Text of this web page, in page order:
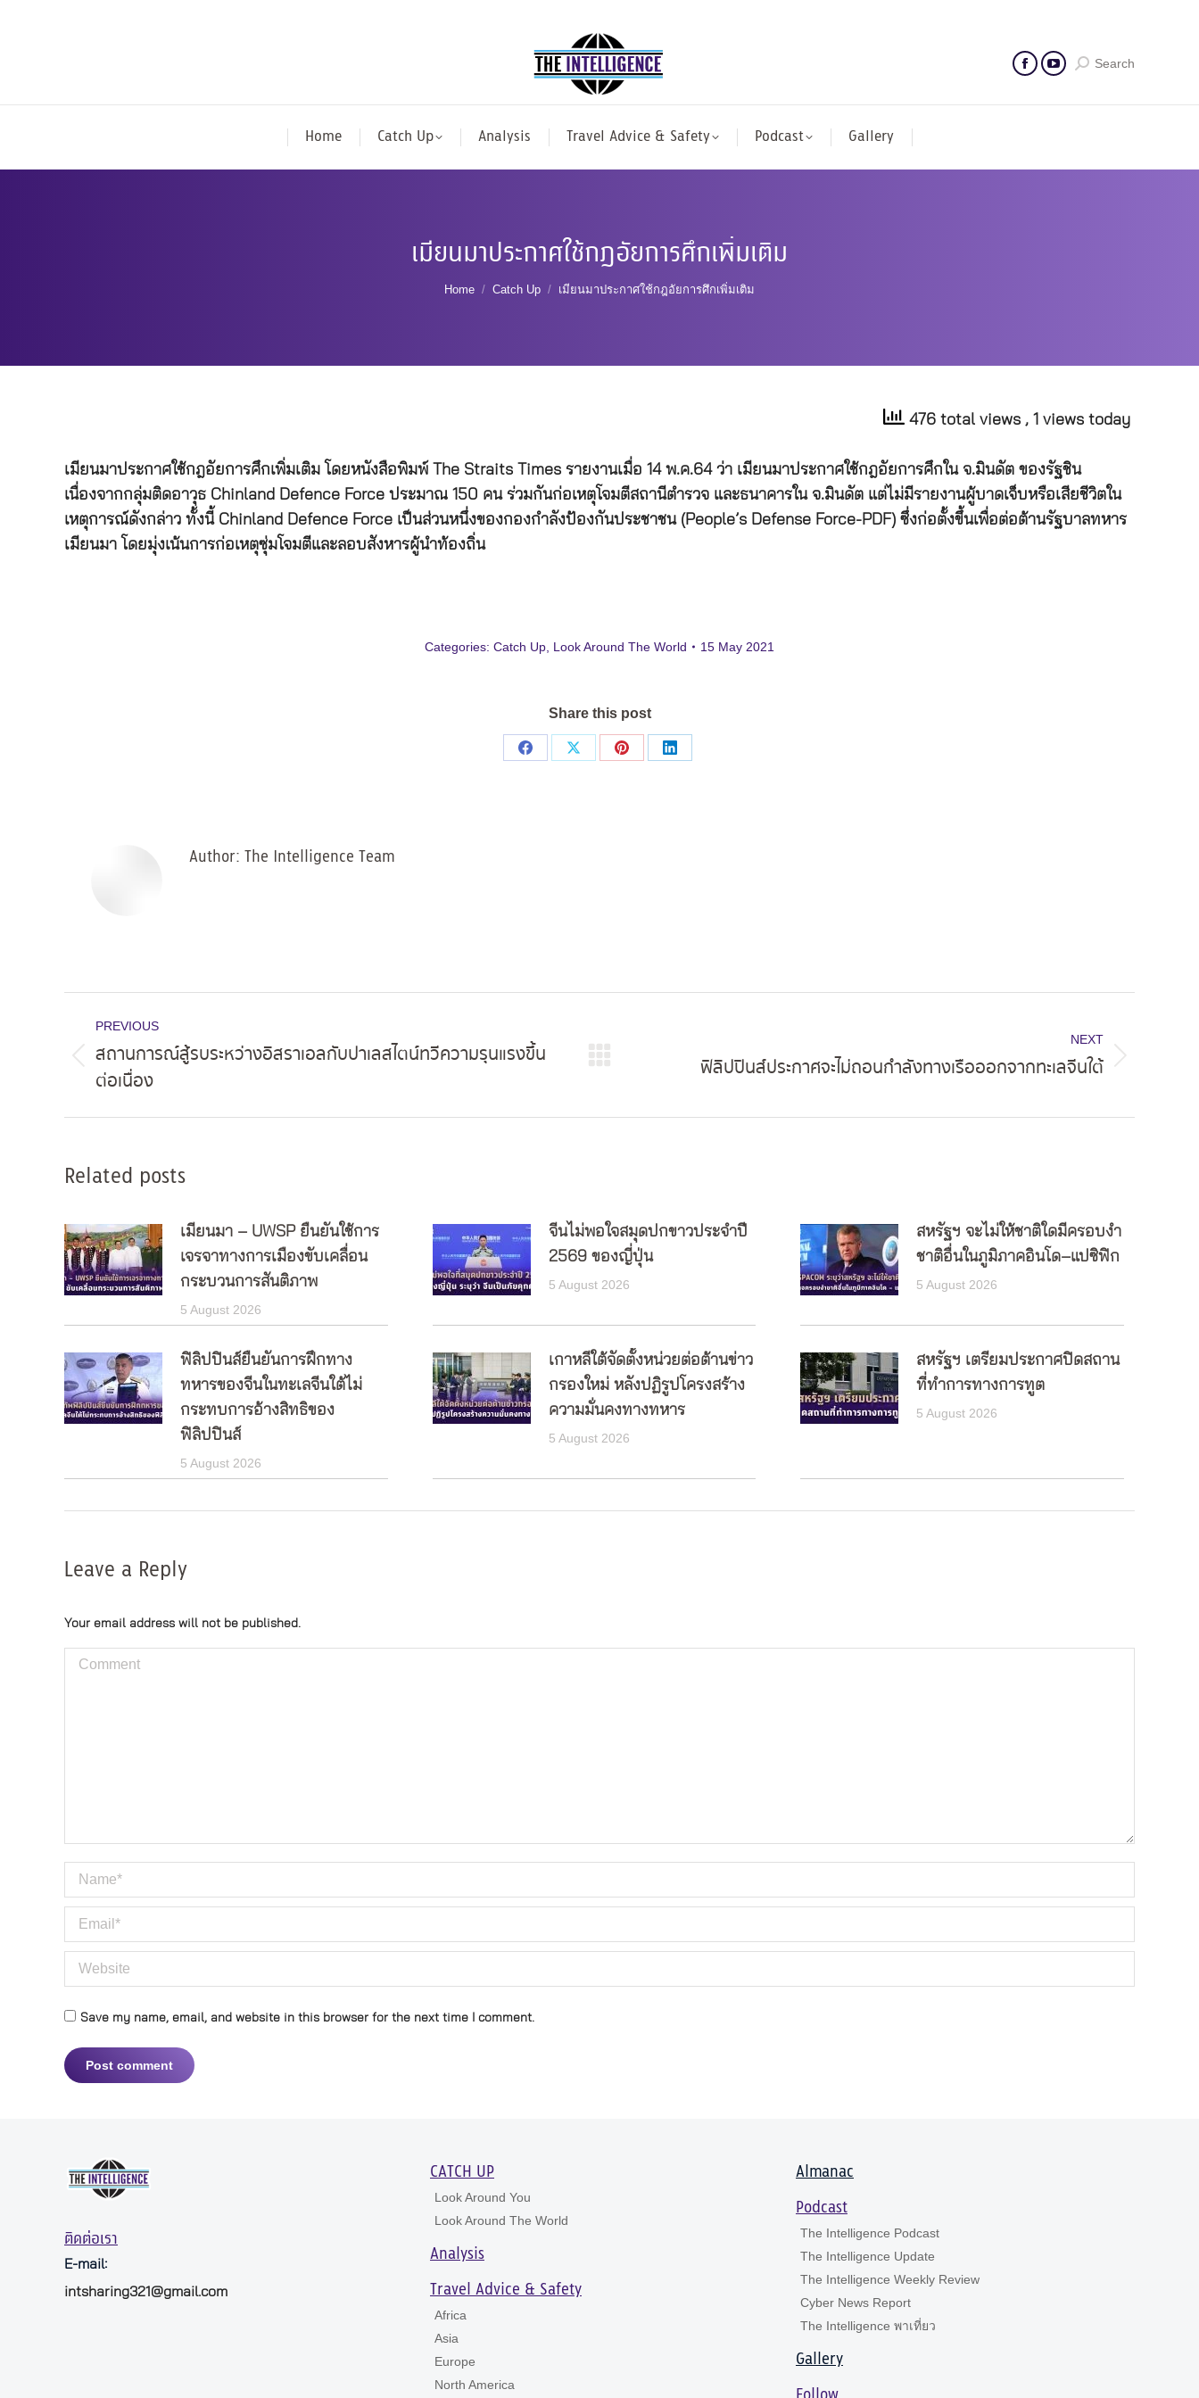
Search
Home Catch Up Analysis Travel Advice & Safety Podcast Gallery
เมียนมาประกาศใช้กฎอัยการศึกเพิ่มเติม
You are here:
Home Catch Up เมียนมาประกาศใช้กฎอัยการศึกเพิ่มเติม
476 total views , 1 views today
เมียนมาประกาศใช้กฎอัยการศึกเพิ่มเติม โดยหนังสือพิมพ์ The Straits Times รายงานเมื่อ 14 พ.ค.64 ว่า เมียนมาประกาศใช้กฎอัยการศึกใน จ.มินดัต ของรัฐชิน
เนื่องจากกลุ่มติดอาวุธ Chinland Defence Force ประมาณ 150 คน ร่วมกันก่อเหตุโจมตีสถานีตำรวจ และธนาคารใน จ.มินดัต แต่ไม่มีรายงานผู้บาดเจ็บหรือเสียชีวิตใน
เหตุการณ์ดังกล่าว ทั้งนี้ Chinland Defence Force เป็นส่วนหนึ่งของกองกำลังป้องกันประชาชน (People’s Defense Force-PDF) ซึ่งก่อตั้งขึ้นเพื่อต่อต้านรัฐบาลทหาร
เมียนมา โดยมุ่งเน้นการก่อเหตุซุ่มโจมตีและลอบสังหารผู้นำท้องถิ่น
Categories: Catch Up Look Around The World 15 May 2021
Share this post
Share
Share
Share
Share
Author: The Intelligence Team
navigation
PREVIOUS
Previous
post:
สถานการณ์สู้รบระหว่างอิสราเอลกับปาเลสไตน์ทวีความรุนแรงขึ้น
ต่อเนื่อง
NEXT
ฟิลิปปินส์ประกาศจะไม่ถอนกำลังทางเรือออกจากทะเลจีนใต้
Related posts
เมียนมา – UWSP ยืนยันใช้การ
เจรจาทางการเมืองขับเคลื่อน
กระบวนการสันติภาพ
5 August 2026
จีนไม่พอใจสมุดปกขาวประจำปี
2569 ของญี่ปุ่น
5 August 2026
สหรัฐฯ จะไม่ให้ชาติใดมีครอบงำ
ชาติอื่นในภูมิภาคอินโด–แปซิฟิก
5 August 2026
ฟิลิปปินส์ยืนยันการฝึกทาง
ทหารของจีนในทะเลจีนใต้ไม่
กระทบการอ้างสิทธิของ
ฟิลิปปินส์
5 August 2026
เกาหลีใต้จัดตั้งหน่วยต่อต้านข่าว
กรองใหม่ หลังปฏิรูปโครงสร้าง
ความมั่นคงทางทหาร
5 August 2026
สหรัฐฯ เตรียมประกาศปิดสถาน
ที่ทำการทางการทูต
5 August 2026
Leave a Reply
Your email address will not be published.
Comment
Name *
Email *
Website
Save my name, email, and website in this browser for the next time I comment.
Post comment
ติดต่อเรา
E-mail:
intsharing321@gmail.com
CATCH UP
Look Around You
Look Around The World
Analysis
Travel Advice & Safety
Africa
Asia
Europe
North America
Almanac
Podcast
The Intelligence Podcast
The Intelligence Update
The Intelligence Weekly Review
Cyber News Report
The Intelligence พาเที่ยว
Gallery